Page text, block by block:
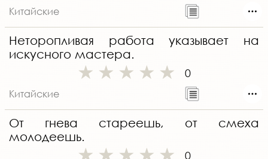
Китайские
Неторопливая работа указывает на
искусного мастера.
0
Китайские
От гнева стареешь, от смеха
молодеешь.
0